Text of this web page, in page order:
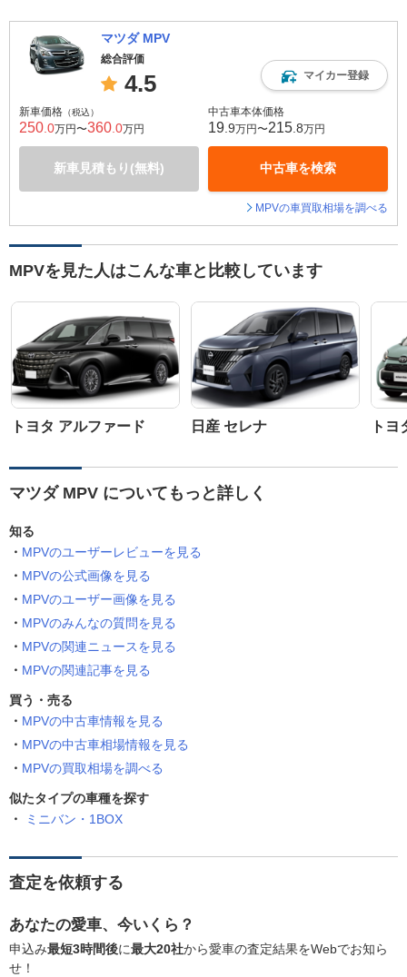
マツダ MPV
総合評価
4.5 マイカー登録
新車価格 （税込）
250 .0万円〜360 .0万円
新車見積もり(無料)
中古車本体価格
19 .9万円〜215 .8万円
中古車を検索
MPVの車買取相場を調べる
MPVを見た人はこんな車と比較しています
トヨタ アルファード 日産 セレナ ト
マツダ MPV についてもっと詳しく
知る
MPVのユーザーレビューを見る
MPVの公式画像を見る
MPVのユーザー画像を見る
MPVのみんなの質問を見る
MPVの関連ニュースを見る
MPVの関連記事を見る
買う・売る
MPVの中古車情報を見る
MPVの中古車相場情報を見る
MPVの買取相場を調べる
似たタイプの車種を探す
ミニバン・1BOX
査定を依頼する
あなたの愛車、今いくら？
申込み最短3時間後に最大20社から愛車の査定結果をWebでお知ら
せ！